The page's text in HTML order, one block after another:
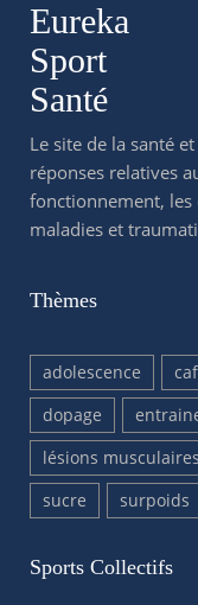
Eureka
Sport
Santé
Le site de la santé
réponses relatives
fonctionnement, les
maladies et
Thèmes
adolescence
dopage
lésions musculaires
sucre
surpoids
Sports Collectifs